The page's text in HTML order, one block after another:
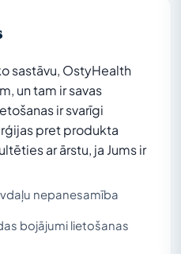
sastāvu, OstyHealth
un tam ir savas
ir svarīgi
pret produkta
ar ārstu, ja Jums ir
nepanesamība
bojājumi lietošanas